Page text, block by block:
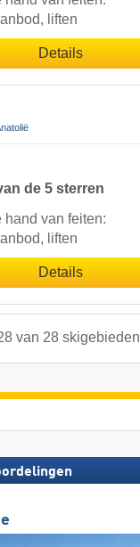
liften
Details
de 5 sterren
hand van feiten:
liften
Details
van 28 skigebieden